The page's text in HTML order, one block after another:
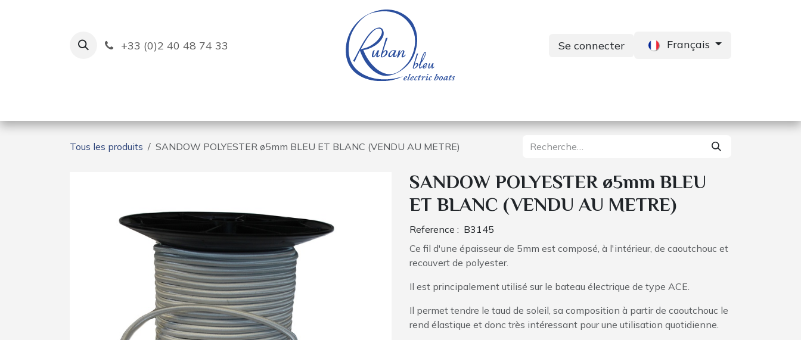
+33 (0)2 40 48 74 33 Se connecter Français
Tous les produits SANDOW POLYESTER ø5mm BLEU ET BLANC (VENDU AU METRE)
SANDOW POLYESTER ø5mm BLEU
ET BLANC (VENDU AU METRE)
Reference : B3145
Ce fil d'une épaisseur de 5mm est composé, à l'intérieur, de caoutchouc et
recouvert de polyester.
Il est principalement utilisé sur le bateau électrique de type ACE.
Il permet tendre le taud de soleil, sa composition à partir de caoutchouc le
rend élastique et donc très intéressant pour une utilisation quotidienne.